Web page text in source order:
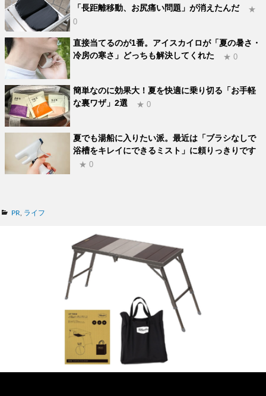
「長距離移動、お尻痛い問題」が消えたんだ
★
0
直接当てるのが1番。アイスカイロが「夏の暑さ・
冷房の寒さ」どっちも解決してくれた
★ 0
簡単なのに効果大！夏を快適に乗り切る「お手軽
な裏ワザ」2選
★ 0
夏でも湯船に入りたい派。最近は「ブラシなしで
浴槽をキレイにできるミスト」に頼りっきりです
★ 0
カ
PR ライフ